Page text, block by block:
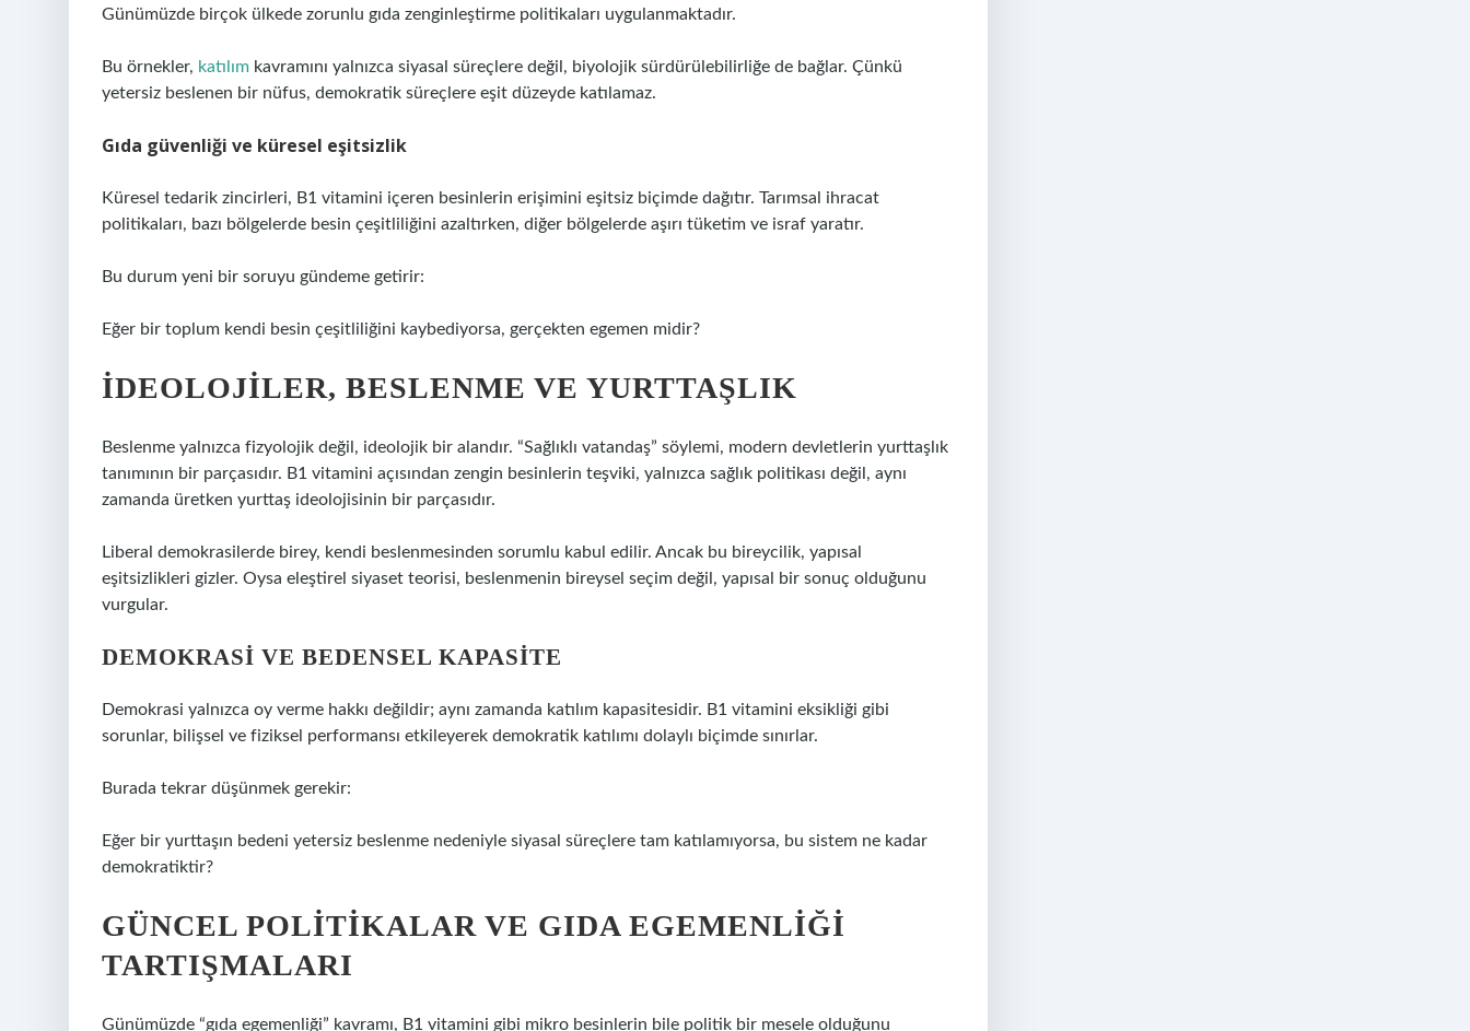
Günümüzde birçok ülkede zorunlu gıda zenginleştirme politikaları uygulanmaktadır.
Bu örnekler, katılım kavramını yalnızca siyasal süreçlere değil, biyolojik sürdürülebilirliğe de bağlar. Çünkü
yetersiz beslenen bir nüfus, demokratik süreçlere eşit düzeyde katılamaz.
Gıda güvenliği ve küresel eşitsizlik
Küresel tedarik zincirleri, B1 vitamini içeren besinlerin erişimini eşitsiz biçimde dağıtır. Tarımsal ihracat
politikaları, bazı bölgelerde besin çeşitliliğini azaltırken, diğer bölgelerde aşırı tüketim ve israf yaratır.
Bu durum yeni bir soruyu gündeme getirir:
Eğer bir toplum kendi besin çeşitliliğini kaybediyorsa, gerçekten egemen midir?
İDEOLOJILER, BESLENME VE YURTTAŞLIK
Beslenme yalnızca fizyolojik değil, ideolojik bir alandır. “Sağlıklı vatandaş” söylemi, modern devletlerin yurttaşlık
tanımının bir parçasıdır. B1 vitamini açısından zengin besinlerin teşviki, yalnızca sağlık politikası değil, aynı
zamanda üretken yurttaş ideolojisinin bir parçasıdır.
Liberal demokrasilerde birey, kendi beslenmesinden sorumlu kabul edilir. Ancak bu bireycilik, yapısal
eşitsizlikleri gizler. Oysa eleştirel siyaset teorisi, beslenmenin bireysel seçim değil, yapısal bir sonuç olduğunu
vurgular.
DEMOKRASI VE BEDENSEL KAPASITE
Demokrasi yalnızca oy verme hakkı değildir; aynı zamanda katılım kapasitesidir. B1 vitamini eksikliği gibi
sorunlar, bilişsel ve fiziksel performansı etkileyerek demokratik katılımı dolaylı biçimde sınırlar.
Burada tekrar düşünmek gerekir:
Eğer bir yurttaşın bedeni yetersiz beslenme nedeniyle siyasal süreçlere tam katılamıyorsa, bu sistem ne kadar
demokratiktir?
GÜNCEL POLITIKALAR VE GIDA EGEMENLIĞI
TARTIŞMALARI
Günümüzde “gıda egemenliği” kavramı, B1 vitamini gibi mikro besinlerin bile politik bir mesele olduğunu